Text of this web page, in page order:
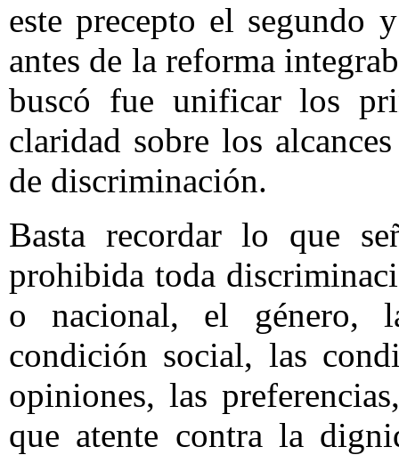
este precepto el segundo
antes de la reforma
buscó fue unificar los
claridad sobre los
de discriminación.
Basta recordar lo que
prohibida toda
o nacional, el género,
condición social, las
opiniones, las
que atente contra la